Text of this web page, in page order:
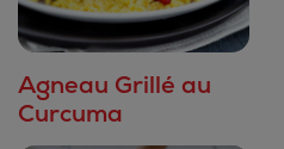
Agneau Grillé au
Curcuma